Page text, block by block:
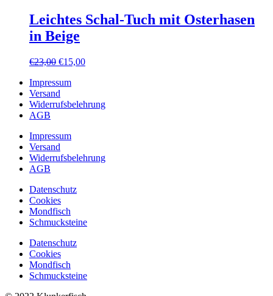
€22,00
€15,00.
Leichtes Schal-Tuch mit Osterhasen
in Beige
€23,00 Ursprünglicher
war:
€23,00
€15,00Aktueller
Impressum
Versand
Widerrufsbelehrung
AGB
Impressum
Versand
Widerrufsbelehrung
AGB
Datenschutz
Cookies
Mondfisch
Schmucksteine
Datenschutz
Cookies
Mondfisch
Schmucksteine